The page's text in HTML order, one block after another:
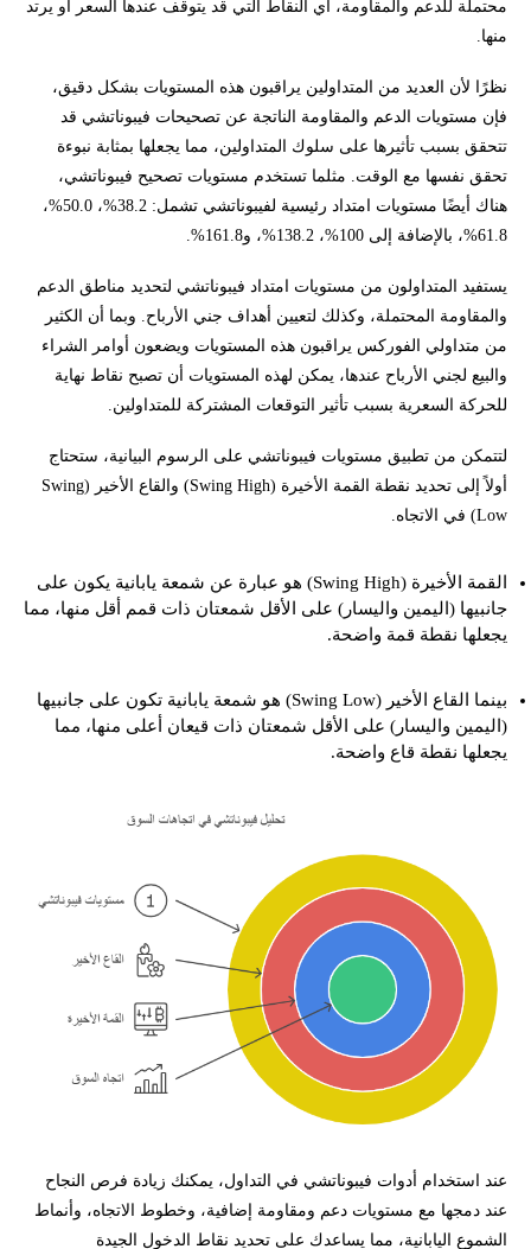
محتملة للدعم والمقاومة، أي النقاط التي قد يتوقف عندها السعر أو يرتد
منها.
نظرًا لأن العديد من المتداولين يراقبون هذه المستويات بشكل دقيق،
فإن مستويات الدعم والمقاومة الناتجة عن تصحيحات فيبوناتشي قد
تتحقق بسبب تأثيرها على سلوك المتداولين، مما يجعلها بمثابة نبوءة
تحقق نفسها مع الوقت. مثلما تستخدم مستويات تصحيح فيبوناتشي،
هناك أيضًا مستويات امتداد رئيسية لفيبوناتشي تشمل: 38.2%، 50.0%،
61.8%، بالإضافة إلى 100%، 138.2%، و161.8%.
يستفيد المتداولون من مستويات امتداد فيبوناتشي لتحديد مناطق الدعم
والمقاومة المحتملة، وكذلك لتعيين أهداف جني الأرباح. وبما أن الكثير
من متداولي الفوركس يراقبون هذه المستويات ويضعون أوامر الشراء
والبيع لجني الأرباح عندها، يمكن لهذه المستويات أن تصبح نقاط نهاية
للحركة السعرية بسبب تأثير التوقعات المشتركة للمتداولين.
لتتمكن من تطبيق مستويات فيبوناتشي على الرسوم البيانية، ستحتاج
أولاً إلى تحديد نقطة القمة الأخيرة (Swing High) والقاع الأخير (Swing
Low) في الاتجاه.
القمة الأخيرة (Swing High) هو عبارة عن شمعة يابانية يكون على
جانبيها (اليمين واليسار) على الأقل شمعتان ذات قمم أقل منها، مما
يجعلها نقطة قمة واضحة.
بينما القاع الأخير (Swing Low) هو شمعة يابانية تكون على جانبيها
(اليمين واليسار) على الأقل شمعتان ذات قيعان أعلى منها، مما
يجعلها نقطة قاع واضحة.
عند استخدام أدوات فيبوناتشي في التداول، يمكنك زيادة فرص النجاح
عند دمجها مع مستويات دعم ومقاومة إضافية، وخطوط الاتجاه، وأنماط
الشموع اليابانية، مما يساعدك على تحديد نقاط الدخول الجيدة